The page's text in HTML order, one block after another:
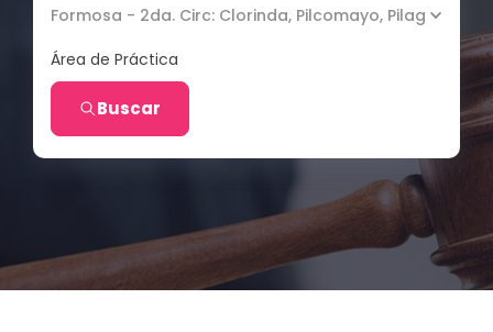
Formosa - 2da. Circ: Clorinda, Pilcomayo, Pilagás,
Área de Práctica
Buscar